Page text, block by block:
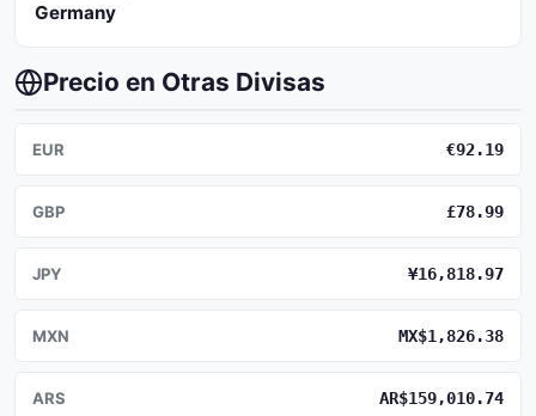
Germany
Precio en Otras Divisas
EUR €92.19
GBP £78.99
JPY ¥16,818.97
MXN MX$1,826.38
ARS AR$159,010.74